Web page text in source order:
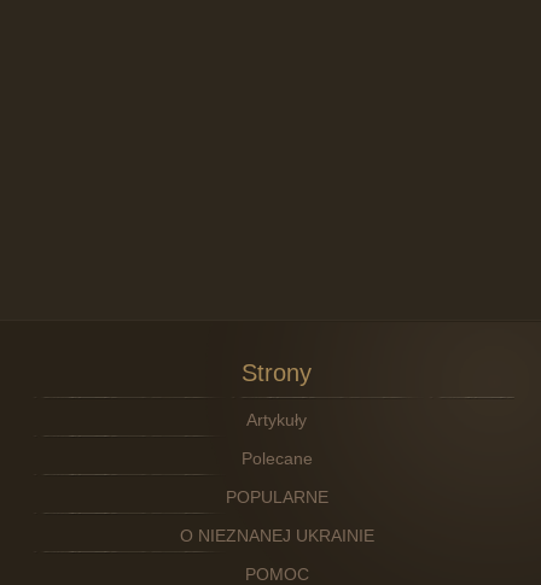
Strony
Artykuły
Polecane
POPULARNE
O NIEZNANEJ UKRAINIE
POMOC